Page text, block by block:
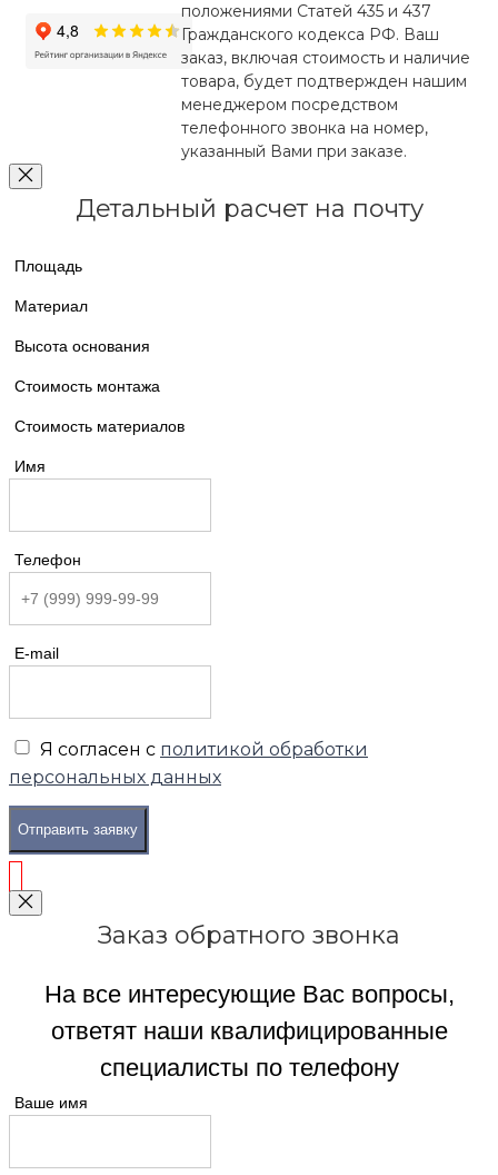
положениями Статей 435 и 437
Гражданского кодекса РФ. Ваш
заказ, включая стоимость и наличие
товара, будет подтвержден нашим
менеджером посредством
телефонного звонка на номер,
указанный Вами при заказе.
Детальный расчет на почту
Площадь
Материал
Высота основания
Стоимость монтажа
Стоимость материалов
Имя
Телефон
E-mail
Я согласен с политикой обработки
персональных данных
Отправить заявку
Заказ обратного звонка
На все интересующие Вас вопросы,
ответят наши квалифицированные
специалисты по телефону
Ваше имя